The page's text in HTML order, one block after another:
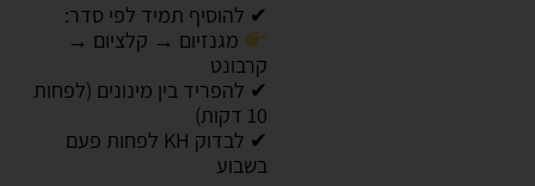
✔ להוסיף תמיד לפי סדר:
מגנזיום → קלציום →
קרבונט
✔ להפריד בין מינונים (לפחות
10 דקות)
✔ לבדוק KH לפחות פעם
בשבוע